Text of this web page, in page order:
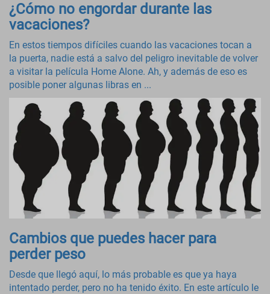
¿Cómo no engordar durante las
vacaciones?
En estos tiempos difíciles cuando las vacaciones tocan a
la puerta, nadie está a salvo del peligro inevitable de volver
a visitar la película Home Alone. Ah, y además de eso es
posible poner algunas libras en ...
Cambios que puedes hacer para
perder peso
Desde que llegó aquí, lo más probable es que ya haya
intentado perder, pero no ha tenido éxito. En este artículo le